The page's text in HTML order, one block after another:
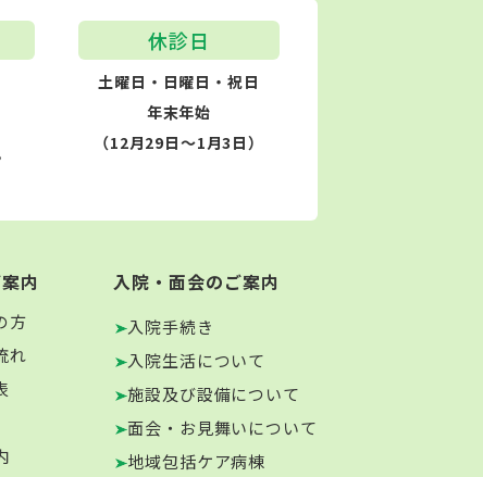
休診日
土曜日・日曜日・祝日
年末年始
（12月29日～1月3日）
内
方
れ
入院・面会のご案内
入院手続き
入院生活について
施設及び設備について
面会・お見舞いについて
地域包括ケア病棟